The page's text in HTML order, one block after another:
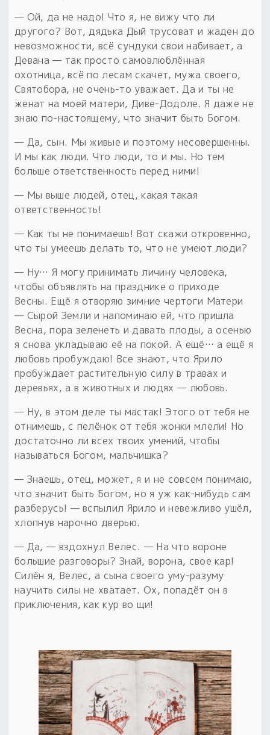
— Ой, да не надо! Что я, не вижу что ли
другого? Вот, дядька Дый трусоват и жаден до
невозможности, всё сундуки свои набивает, а
Девана — так просто самовлюблённая
охотница, всё по лесам скачет, мужа своего,
Святобора, не очень-то уважает. Да и ты не
женат на моей матери, Диве-Додоле. Я даже не
знаю по-настоящему, что значит быть Богом.
— Да, сын. Мы живые и поэтому несовершенны.
И мы как люди. Что люди, то и мы. Но тем
больше ответственность перед ними!
— Мы выше людей, отец, какая такая
ответственность!
— Как ты не понимаешь! Вот скажи откровенно,
что ты умеешь делать то, что не умеют люди?
— Ну… Я могу принимать личину человека,
чтобы объявлять на празднике о приходе
Весны. Ещё я отворяю зимние чертоги Матери
— Сырой Земли и напоминаю ей, что пришла
Весна, пора зеленеть и давать плоды, а осенью
я снова укладываю её на покой. А ещё… а ещё я
любовь пробуждаю! Все знают, что Ярило
пробуждает растительную силу в травах и
деревьях, а в животных и людях — любовь.
— Ну, в этом деле ты мастак! Этого от тебя не
отнимешь, с пелёнок от тебя жонки млели! Но
достаточно ли всех твоих умений, чтобы
называться Богом, мальчишка?
— Знаешь, отец, может, я и не совсем понимаю,
что значит быть Богом, но я уж как-нибудь сам
разберусь! — вспылил Ярило и невежливо ушёл,
хлопнув нарочно дверью.
— Да, — вздохнул Велес. — На что вороне
большие разговоры? Знай, ворона, свое кар!
Силён я, Велес, а сына своего уму-разуму
научить силы не хватает. Ох, попадёт он в
приключения, как кур во щи!